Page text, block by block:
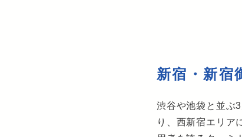
新宿・新宿
渋谷や池袋と並ぶ
り、西新宿エリア